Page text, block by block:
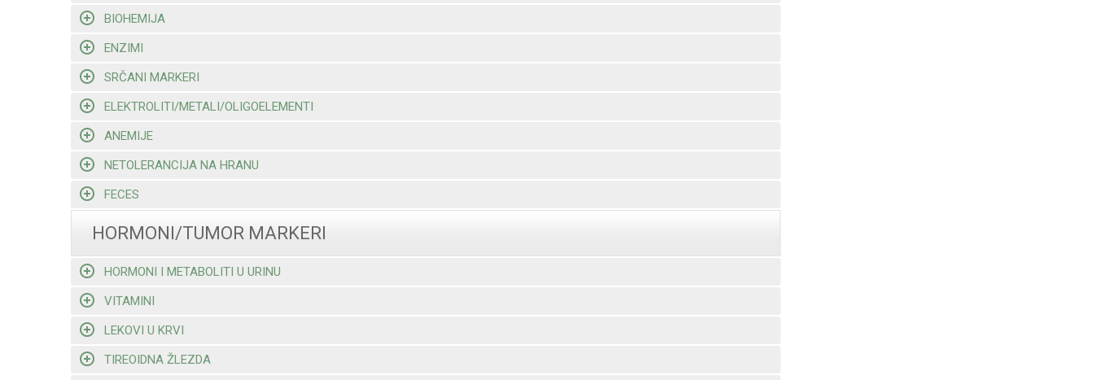
BIOHEMIJA
ENZIMI
SRČANI MARKERI
ELEKTROLITI/METALI/OLIGOELEMENTI
ANEMIJE
NETOLERANCIJA NA HRANU
FECES
HORMONI/TUMOR MARKERI
HORMONI I METABOLITI U URINU
VITAMINI
LEKOVI U KRVI
TIREOIDNA ŽLEZDA